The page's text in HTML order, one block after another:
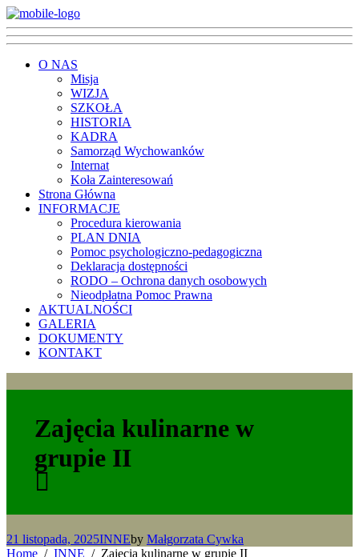
O NAS
Misja
WIZJA
SZKOŁA
HISTORIA
KADRA
Samorząd Wychowanków
Internat
Koła Zainteresowań
Strona Główna
INFORMACJE
Procedura kierowania
PLAN DNIA
Pomoc psychologiczno-pedagogiczna
Deklaracja dostępności
RODO – Ochrona danych osobowych
Nieodpłatna Pomoc Prawna
AKTUALNOŚCI
GALERIA
DOKUMENTY
KONTAKT
Zajęcia kulinarne w
grupie II
21 listopada, 2025INNEby Małgorzata Cywka
Home
INNE Zajęcia kulinarne w grupie II